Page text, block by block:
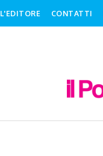
L'EDITORE CONTATTI